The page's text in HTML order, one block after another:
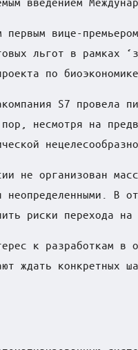
вице-
льгот в рамках
по биоэкономике.
S7 провела
несмотря на
не организован
неопределенными. В
риски перехода на
к разработкам в
ждать конкретных